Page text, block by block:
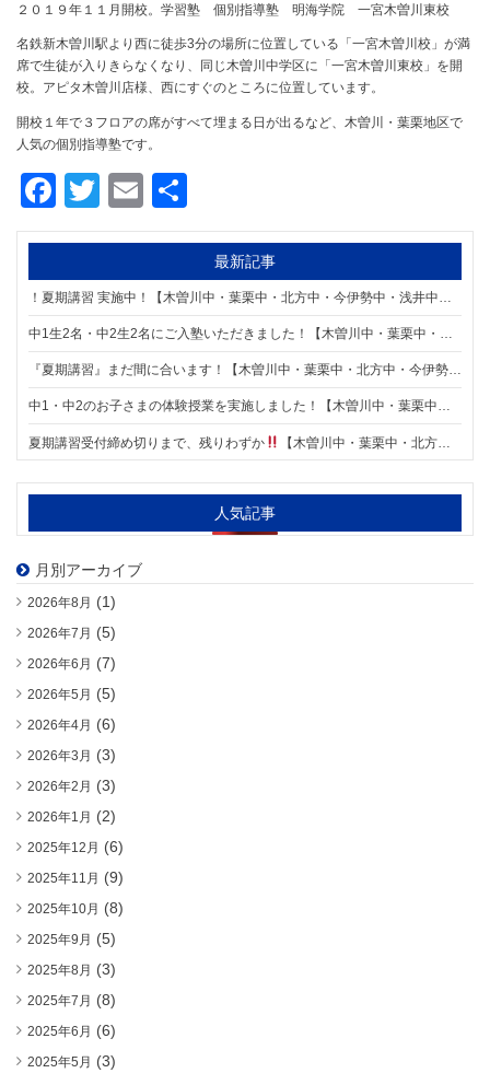
２０１９年１１月開校。学習塾 個別指導塾 明海学院 一宮木曽川東校
名鉄新木曽川駅より西に徒歩3分の場所に位置している「一宮木曽川校」が満
席で生徒が入りきらなくなり、同じ木曽川中学区に「一宮木曽川東校」を開
校。アピタ木曽川店様、西にすぐのところに位置しています。
開校１年で３フロアの席がすべて埋まる日が出るなど、木曽川・葉栗地区で
人気の個別指導塾です。
Facebook
Twitter
Email
有
最新記事
夏期講習受付締め切りまで、残りわずか 【木曽川中・葉栗中・北方中・今伊勢中・浅井中・木曽川東小・葉栗小・葉栗北小の個別指導塾 明海学院 一宮木曽川東校】
人気記事
月別アーカイブ
2026年8月 (1)
2026年7月 (5)
2026年6月 (7)
2026年5月 (5)
2026年4月 (6)
2026年3月 (3)
2026年2月 (3)
2026年1月 (2)
2025年12月 (6)
2025年11月 (9)
2025年10月 (8)
2025年9月 (5)
2025年8月 (3)
2025年7月 (8)
2025年6月 (6)
2025年5月 (3)